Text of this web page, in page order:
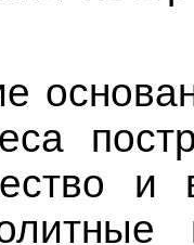
и
-